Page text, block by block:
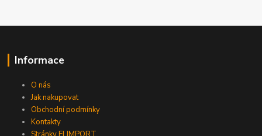
Informace
O nás
Jak nakupovat
Obchodní podmínky
Kontakty